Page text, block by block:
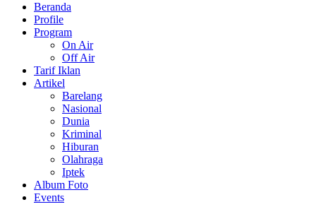
Beranda
Profile
Program
On Air
Off Air
Tarif Iklan
Artikel
Barelang
Nasional
Dunia
Kriminal
Hiburan
Olahraga
Iptek
Album Foto
Events